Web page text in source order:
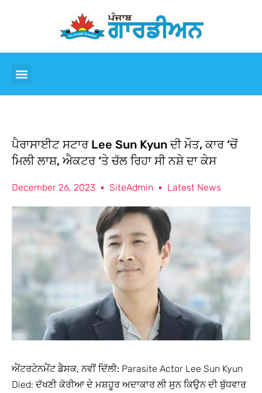
ਪੈਰਾਸਾਈਟ ਸਟਾਰ Lee Sun Kyun ਦੀ ਮੌਤ, ਕਾਰ ‘ਚੋਂ
ਮਿਲੀ ਲਾਸ਼, ਐਕਟਰ ‘ਤੇ ਚੱਲ ਰਿਹਾ ਸੀ ਨਸ਼ੇ ਦਾ ਕੇਸ
December 26, 2023 SiteAdmin Latest News
ਐਂਟਰਟੇਨਮੈਂਟ ਡੈਸਕ, ਨਵੀਂ ਦਿੱਲੀ: Parasite Actor Lee Sun Kyun
Died: ਦੱਖਣੀ ਕੋਰੀਆ ਦੇ ਮਸ਼ਹੂਰ ਅਦਾਕਾਰ ਲੀ ਸੁਨ ਕਿਉਨ ਦੀ ਬੁੱਧਵਾਰ